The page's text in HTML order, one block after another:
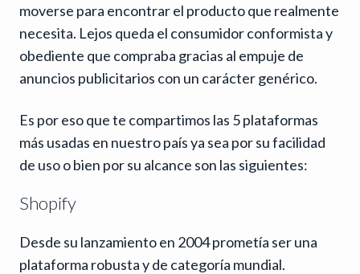
moverse para encontrar el producto que realmente
necesita. Lejos queda el consumidor conformista y
obediente que compraba gracias al empuje de
anuncios publicitarios con un carácter genérico.
Es por eso que te compartimos las 5 plataformas
más usadas en nuestro país ya sea por su facilidad
de uso o bien por su alcance son las siguientes:
Shopify
Desde su lanzamiento en 2004 prometía ser una
plataforma robusta y de categoría mundial.